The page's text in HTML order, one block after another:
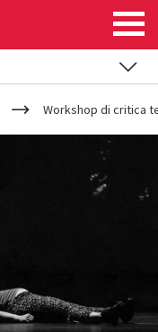
Workshop di critica